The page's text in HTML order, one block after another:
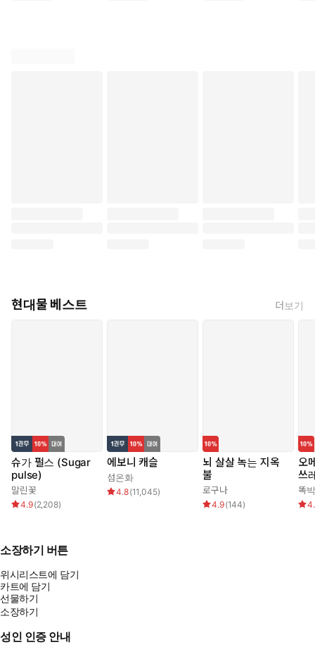
현대물 베스트 더보기
슈가 펄스 (Sugar
pulse)
말린꽃
4.9(2,208)
에보니 캐슬
섬온화
4.8(11,045)
뇌 살살 녹는 지옥
불
로구나
4.9(144)
오
쓰
똑
소장하기 버튼
위시리스트에 담기
카트에 담기
선물하기
소장하기
성인 인증 안내